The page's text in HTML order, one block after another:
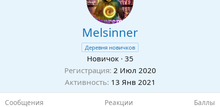
Melsinner
Деревня новичков
Новичок · 35
Регистрация 2 Июл 2020
Активность 13 Янв 2021
Сообщения Реакции Баллы